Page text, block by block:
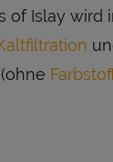
of Islay wird